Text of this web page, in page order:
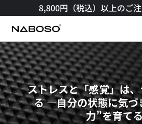
8,800円（税込）以上のご
ストレスと「感覚」は
る ―自分の状態に気づ
力”を育て